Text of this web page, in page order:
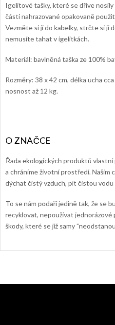
Igelitové tašky, které se dříve nosily
části nahrazované opakovaně
Vezměte si jí do kabelky, strčte si jí
nemusíte tahat v igelitkách.
Materiál: bavlněná taška ze 100%
Rozměry: 38 x 42 cm, délka ucha
nosnost až 12 kg.
Řada ekologických produktů
a chráníme životní prostředí. Našim
dýchat čistý vzduch, pít čistou
To se nám podaří jedině tak, že se
recyklovat, nepoužívat jednorázové
škody, které se již samy